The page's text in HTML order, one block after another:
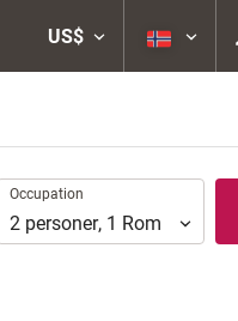
US$
Occupation
Occupation
2 personer, 1 Rom